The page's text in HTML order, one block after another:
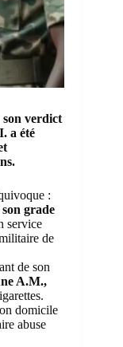
verdict
a été
:
son grade
service
de
de son
A.M.,
domicile
abuse